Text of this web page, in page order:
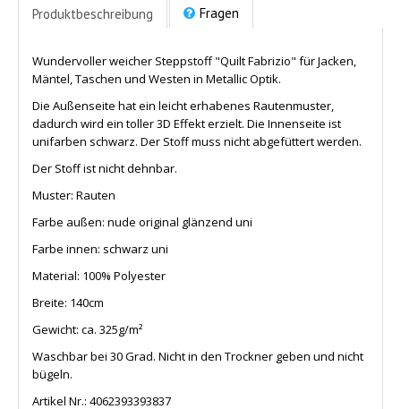
Produktbeschreibung Fragen
Wundervoller weicher Steppstoff "Quilt Fabrizio" für Jacken,
Mäntel, Taschen und Westen in Metallic Optik.
Die Außenseite hat ein leicht erhabenes Rautenmuster,
dadurch wird ein toller 3D Effekt erzielt. Die Innenseite ist
unifarben schwarz. Der Stoff muss nicht abgefüttert werden.
Der Stoff ist nicht dehnbar.
Muster: Rauten
Farbe außen: nude original glänzend uni
Farbe innen: schwarz uni
Material: 100% Polyester
Breite: 140cm
Gewicht: ca. 325g/m²
Waschbar bei 30 Grad. Nicht in den Trockner geben und nicht
bügeln.
Artikel Nr.: 4062393393837